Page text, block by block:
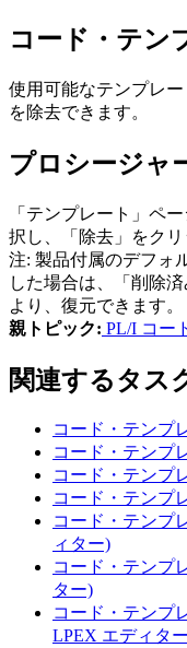
コード・テン
使用可能なテンプレ
を除去できます。
プロシージャ
「 テンプレート 」ペ
択し、
「除去」
をクリ
注: 製品付属のデフォ
した場合は、
「削除
より、復元できます。
親トピック: PL/I コー
関連するタス
コード・テンプ
コード・テンプ
コード・テンプ
コード・テンプ
コード・テンプ
ィター)
コード・テンプ
ター)
コード・テンプ
LPEX エディタ